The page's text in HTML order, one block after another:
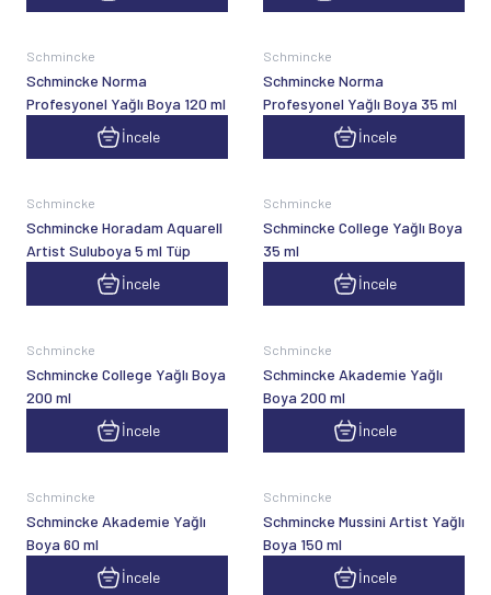
Schmincke
Schmincke Norma
Profesyonel Yağlı Boya 120 ml
İncele
Schmincke
Schmincke Norma
Profesyonel Yağlı Boya 35 ml
İncele
Schmincke
Schmincke Horadam Aquarell
Artist Suluboya 5 ml Tüp
İncele
Schmincke
Schmincke College Yağlı Boya
35 ml
İncele
Schmincke
Schmincke College Yağlı Boya
200 ml
İncele
Schmincke
Schmincke Akademie Yağlı
Boya 200 ml
İncele
Schmincke
Schmincke Akademie Yağlı
Boya 60 ml
İncele
Schmincke
Schmincke Mussini Artist Yağlı
Boya 150 ml
İncele